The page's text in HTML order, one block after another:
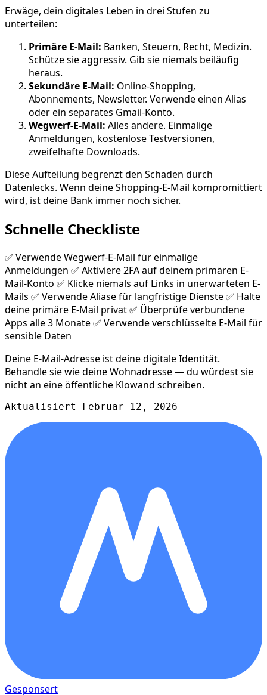
Erwäge, dein digitales Leben in drei Stufen zu
unterteilen:
Primäre E-Mail: Banken, Steuern, Recht, Medizin.
Schütze sie aggressiv. Gib sie niemals beiläufig
heraus.
Sekundäre E-Mail: Online-Shopping,
Abonnements, Newsletter. Verwende einen Alias
oder ein separates Gmail-Konto.
Wegwerf-E-Mail: Alles andere. Einmalige
Anmeldungen, kostenlose Testversionen,
zweifelhafte Downloads.
Diese Aufteilung begrenzt den Schaden durch
Datenlecks. Wenn deine Shopping-E-Mail kompromittiert
wird, ist deine Bank immer noch sicher.
Schnelle Checkliste
✅ Verwende Wegwerf-E-Mail für einmalige
Anmeldungen ✅ Aktiviere 2FA auf deinem primären E-
Mail-Konto ✅ Klicke niemals auf Links in unerwarteten E-
Mails ✅ Verwende Aliase für langfristige Dienste ✅ Halte
deine primäre E-Mail privat ✅ Überprüfe verbundene
Apps alle 3 Monate ✅ Verwende verschlüsselte E-Mail für
sensible Daten
Deine E-Mail-Adresse ist deine digitale Identität.
Behandle sie wie deine Wohnadresse — du würdest sie
nicht an eine öffentliche Klowand schreiben.
Aktualisiert Februar 12, 2026
Gesponsert